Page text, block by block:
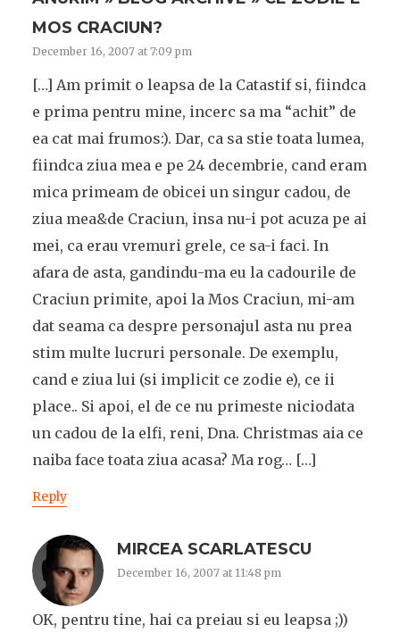
MOS CRACIUN?
December 16, 2007 at 7:09 pm
[…] Am primit o leapsa de la Catastif si, fiindca
e prima pentru mine, incerc sa ma “achit” de
ea cat mai frumos:). Dar, ca sa stie toata lumea,
fiindca ziua mea e pe 24 decembrie, cand eram
mica primeam de obicei un singur cadou, de
ziua mea&de Craciun, insa nu-i pot acuza pe ai
mei, ca erau vremuri grele, ce sa-i faci. In
afara de asta, gandindu-ma eu la cadourile de
Craciun primite, apoi la Mos Craciun, mi-am
dat seama ca despre personajul asta nu prea
stim multe lucruri personale. De exemplu,
cand e ziua lui (si implicit ce zodie e), ce ii
place.. Si apoi, el de ce nu primeste niciodata
un cadou de la elfi, reni, Dna. Christmas aia ce
naiba face toata ziua acasa? Ma rog… […]
Reply
MIRCEA SCARLATESCU
December 16, 2007 at 11:48 pm
OK, pentru tine, hai ca preiau si eu leapsa ;))